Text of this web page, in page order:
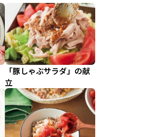
「豚しゃぶサラダ」の献
立